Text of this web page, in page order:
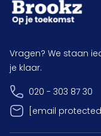
Vragen? We staan
je klaar.
020 - 303 87 30
[email